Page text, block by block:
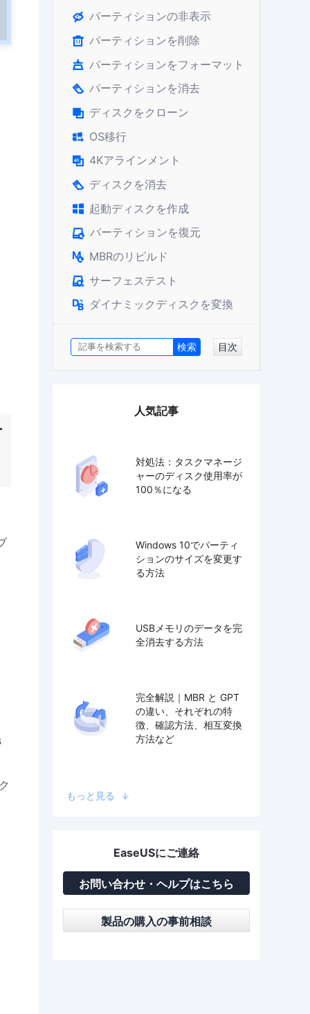
 パーティションの非表示
 パーティションを削除
 パーティションをフォーマット
 パーティションを消去
 ディスクをクローン
 OS移行
 4Kアラインメント
 ディスクを消去
 起動ディスクを作成
 パーティションを復元
 MBRのリビルド
 サーフェステスト
 ダイナミックディスクを変換
目次
人気記事
対処法：タスクマネージ
ャーのディスク使用率が
100％になる
Windows 10でパーティ
ションのサイズを変更す
る方法
USBメモリのデータを完
全消去する方法
完全解説｜MBR と GPT
の違い、それぞれの特
徴、確認方法、相互変換
方法など
もっと見る
EaseUSにご連絡
お問い合わせ・ヘルプはこちら
製品の購入の事前相談